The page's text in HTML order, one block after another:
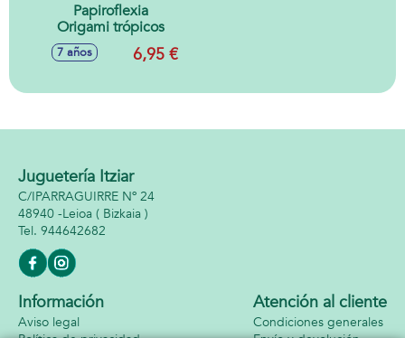
Papiroflexia
Origami trópicos
7 años 6,95 €
Juguetería Itziar
C/IPARRAGUIRRE Nº 24
48940 -Leioa ( Bizkaia )
944642682
Información
Aviso legal
Atención al cliente
Condiciones generales